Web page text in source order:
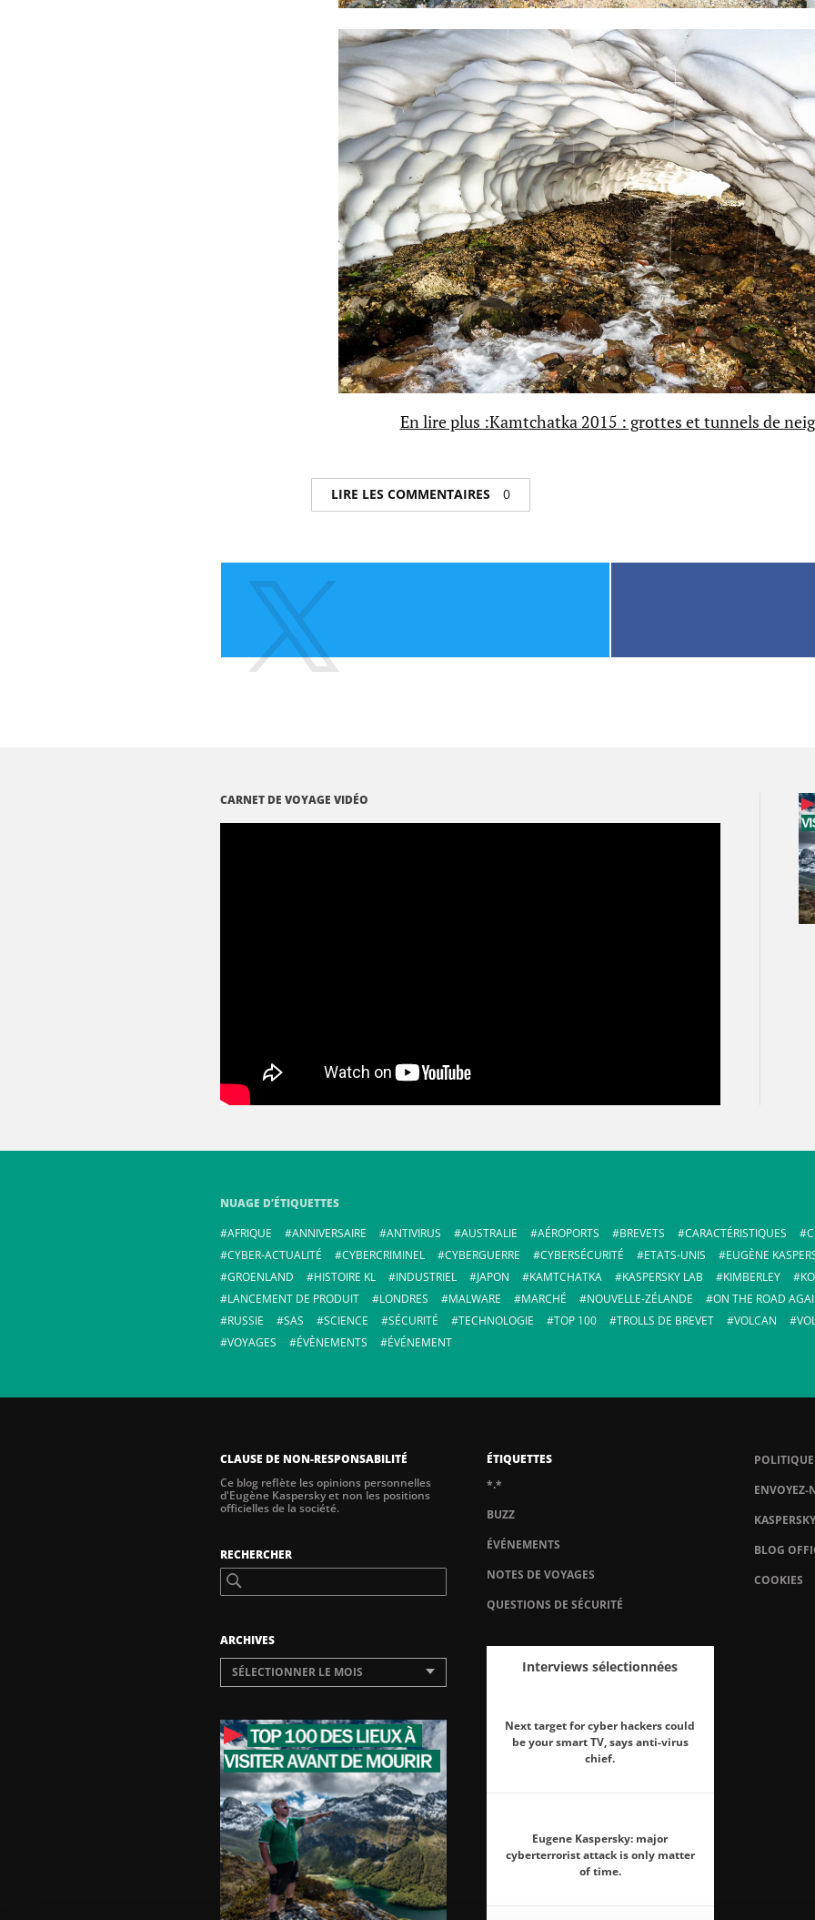
En lire plus :Kamtchatka 2015 : grottes et tunnels de
LIRE LES COMMENTAIRES 0
CARNET DE VOYAGE VIDÉO
NUAGE D’ÉTIQUETTES
AFRIQUE
ANNIVERSAIRE ANTIVIRUS AUSTRALIE AÉROPORTS BREVETS CARACTÉRISTIQUES
CYBER-ACTUALITÉ
CYBERCRIMINEL CYBERGUERRE CYBERSÉCURITÉ ETATS-UNIS
EUGÈNE
GROENLAND
HISTOIRE KL INDUSTRIEL JAPON KAMTCHATKA KASPERSKY LAB KIMBERLEY
LANCEMENT DE PRODUIT
LONDRES MALWARE MARCHÉ NOUVELLE-ZÉLANDE
ON THE ROAD
RUSSIE
SAS SCIENCE SÉCURITÉ TECHNOLOGIE TOP 100 TROLLS DE BREVET VOLCAN
VOYAGES
ÉVÈNEMENTS ÉVÉNEMENT
CLAUSE DE NON-RESPONSABILITÉ
Ce blog reflète les opinions personnelles
d'Eugène Kaspersky et non les positions
officielles de la société.
RECHERCHER
ARCHIVES
SÉLECTIONNER LE MOIS
ÉTIQUETTES
*.*
BUZZ
ÉVÉNEMENTS
NOTES DE VOYAGES
QUESTIONS DE SÉCURITÉ
Interviews sélectionnées
Next target for cyber hackers could
be your smart TV, says anti-virus
chief.
Eugene Kaspersky: major
cyberterrorist attack is only matter
of time.
ENVOYEZ-
KASPERSKY
BLOG
COOKIES